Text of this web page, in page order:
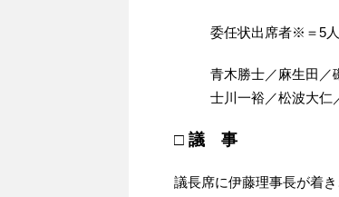
委任状出席者※＝5
青木勝士／麻生田
士川一裕／松波大仁
□ 議 事
議長席に伊藤理事長が着